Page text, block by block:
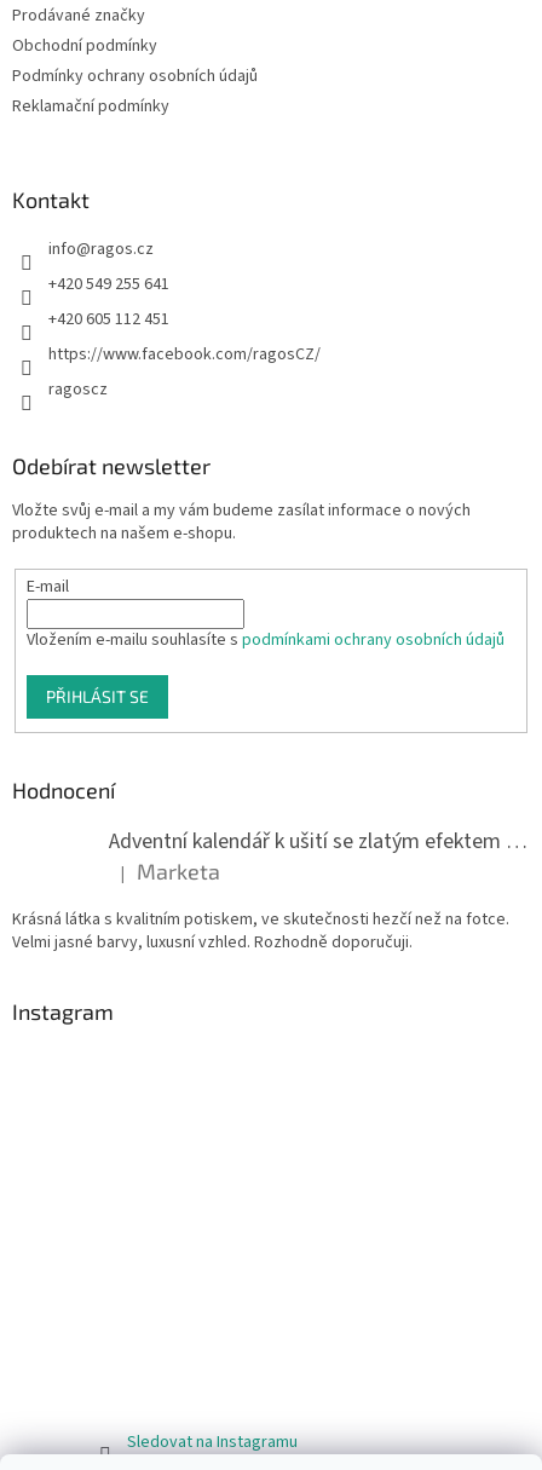
Prodávané značky
Obchodní podmínky
Podmínky ochrany osobních údajů
Reklamační podmínky
Kontakt
info@ragos.cz
+420 549 255 641
+420 605 112 451
https://www.facebook.com/ragosCZ/
ragoscz
Odebírat newsletter
Vložte svůj e-mail a my vám budeme zasílat informace o nových
produktech na našem e-shopu.
E-mail
Vložením e-mailu souhlasíte s podmínkami ochrany osobních údajů
PŘIHLÁSIT SE
Hodnocení
Adventní kalendář k ušití se zlatým efektem 042Q
Hodnocení produktu je 5 z 5 hvězdiček.
| Marketa
Krásná látka s kvalitním potiskem, ve skutečnosti hezčí než na fotce.
Velmi jasné barvy, luxusní vzhled. Rozhodně doporučuji.
Instagram
Sledovat na Instagramu